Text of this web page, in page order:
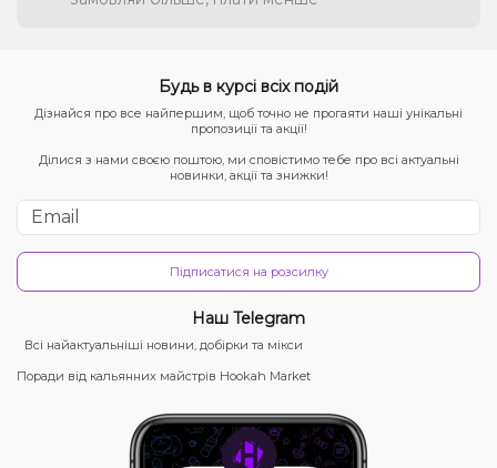
Будь в курсі всіх подій
Дізнайся про все найпершим, щоб точно не прогаяти наші унікальні
пропозиції та акції!
Ділися з нами своєю поштою, ми сповістимо тебе про всі актуальні
новинки, акції та знижки!
Підписатися на розсилку
Наш Telegram
Всі найактуальніші новини, добірки та мікси
Поради від кальянних майстрів Hookah Market